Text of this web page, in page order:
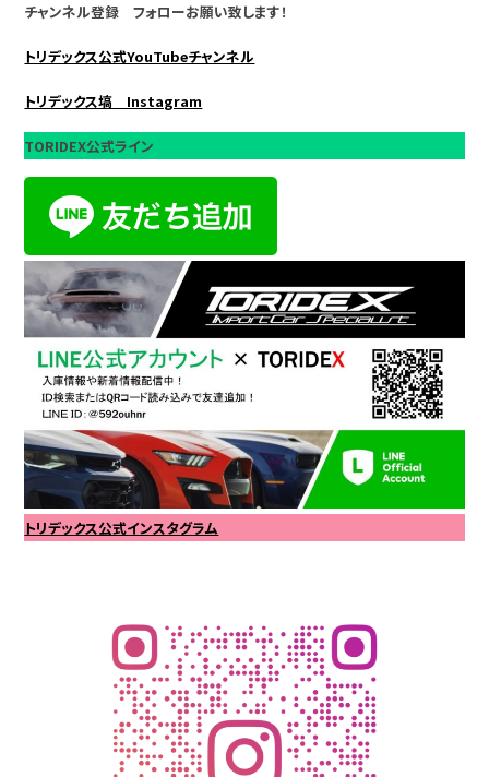
チャンネル登録 フォローお願い致します！
トリデックス公式YouTubeチャンネル
トリデックス塙 Instagram
TORIDEX公式ライン
トリデックス公式インスタグラム